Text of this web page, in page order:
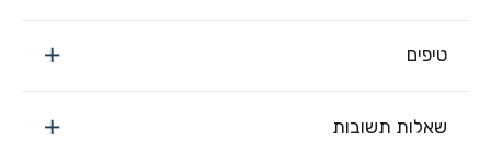
טיפים
שאלות תשובות